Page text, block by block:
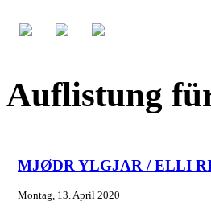
Auflistung
MJØDR YLGJAR / ELLI
Montag, 13. April 2020